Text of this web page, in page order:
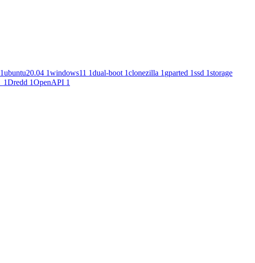
1ubuntu20.04 1windows11 1dual-boot 1clonezilla 1 gparted 1ssd 1storage
1Dredd 1OpenAPI 1